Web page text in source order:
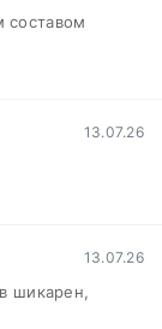
13.07.26
13.07.26
шикарен,